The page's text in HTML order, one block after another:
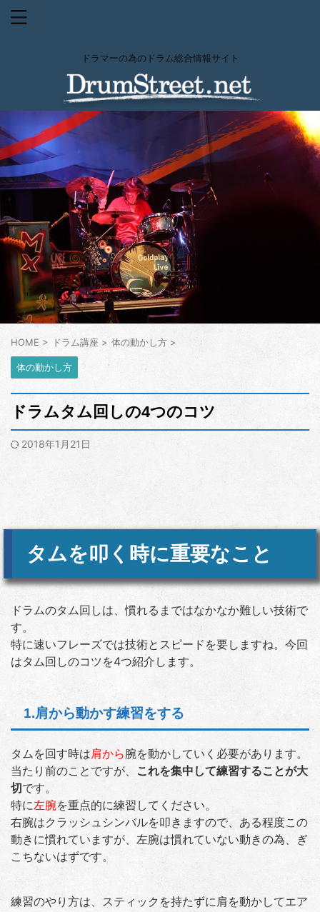
ドラマーの為のドラム総合情報サイト
HOME > ドラム講座 > 体の動かし方 >
体の動かし方
ドラムタム回しの4つのコツ
2018年1月21日
タムを叩く時に重要なこと
ドラムのタム回しは、慣れるまではなかなか難しい技術で
す。
特に速いフレーズでは技術とスピードを要しますね。今回
はタム回しのコツを4つ紹介します。
1.肩から動かす練習をする
タムを回す時は肩から腕を動かしていく必要があります。
当たり前のことですが、 これを集中して練習することが大
切です。
特に左腕を重点的に練習してください。
右腕はクラッシュシンバルを叩きますので、ある程度この
動きに慣れていますが、左腕は慣れていない動きの為、ぎ
こちないはずです。
練習のやり方は、スティックを持たずに肩を動かしてエア